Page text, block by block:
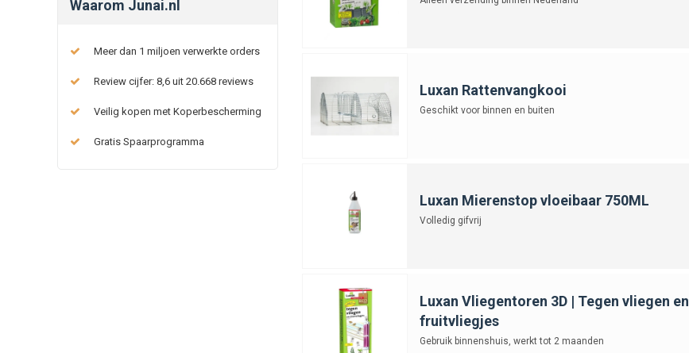
Waarom Junai.nl
Meer dan 1 miljoen verwerkte orders
Review cijfer: 8,6 uit 20.668 reviews
Veilig kopen met Koperbescherming
Gratis Spaarprogramma
Luxan Rattenvangkooi
Geschikt voor binnen en buiten
Luxan Mierenstop vloeibaar 750ML
Volledig gifvrij
Luxan Vliegentoren 3D | Tegen vliegen en
fruitvliegjes
Gebruik binnenshuis, werkt tot 2 maanden